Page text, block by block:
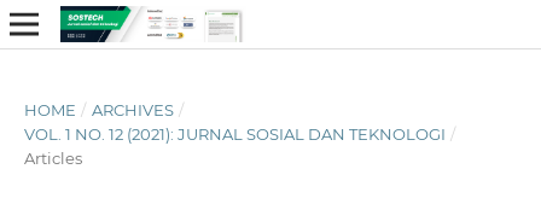
HOME / ARCHIVES /
VOL. 1 NO. 12 (2021): JURNAL SOSIAL DAN TEKNOLOGI /
Articles